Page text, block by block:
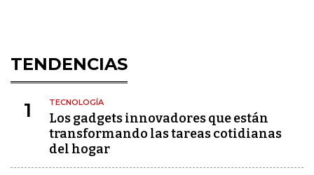
TENDENCIAS
1 TECNOLOGÍA
Los gadgets innovadores que están
transformando las tareas cotidianas
del hogar